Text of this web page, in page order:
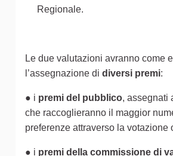
Regionale.
Le due valutazioni avranno come
l’assegnazione di diversi premi:
● i premi del pubblico, assegnati
che raccoglieranno il maggior
preferenze attraverso la votazione
● i premi della commissione di